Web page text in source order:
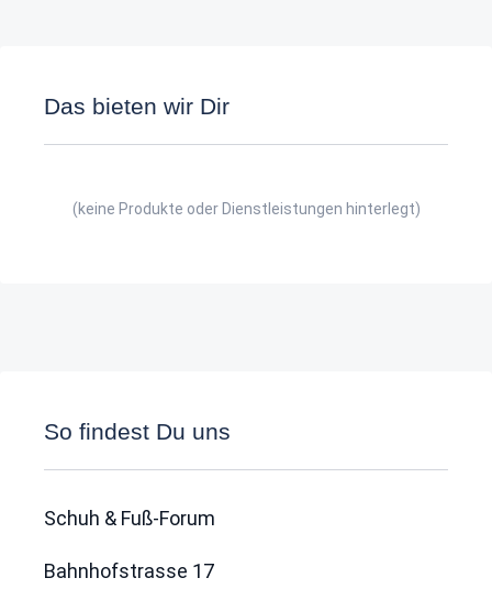
Das bieten wir Dir
(keine Produkte oder Dienstleistungen hinterlegt)
So findest Du uns
Schuh & Fuß-Forum
Bahnhofstrasse 17